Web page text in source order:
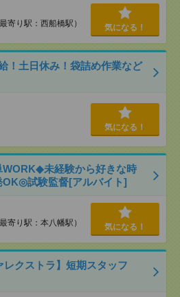
寄り駅：西船橋駅） 気になる！
！土日休み！袋詰め作業など
気になる！
WORK◆未経験から好きな時
OK◎試験監督[アルバイト]
寄り駅：本八幡駅） 気になる！
レクストラ】短期スタッフ